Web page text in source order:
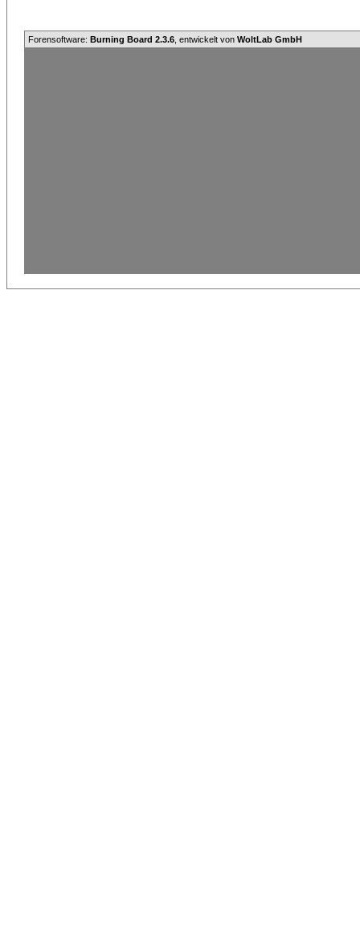
Forensoftware: Burning Board 2.3.6 , entwickelt von WoltLab GmbH